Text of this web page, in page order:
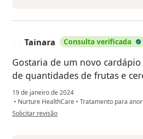
Tainara Consulta verificada
Gostaria de um novo
de quantidades de frutas e
19 de janeiro de 2024
• Nurture HealthCare • Tratamento para
na opinião do utilizador Tainara
Solicitar revisão